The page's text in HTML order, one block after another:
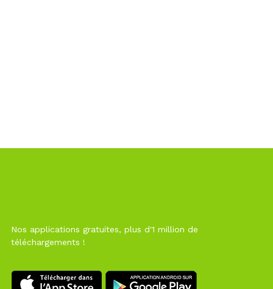
Nos applications gratuites, plus d'1 million de
téléchargements !